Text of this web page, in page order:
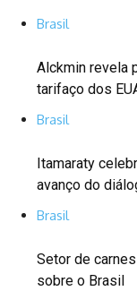
Brasil
Alckmin revela
tarifaço dos
Brasil
Itamaraty
avanço do
Brasil
Setor de
sobre o Brasil